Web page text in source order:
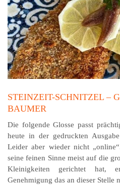
STEINZEIT-SCHNITZEL –
BAUMER
Die folgende Glosse passt
heute in der gedruckten
Leider aber wieder nicht
seine feinen Sinne meist auf die
Kleinigkeiten gerichtet hat,
Genehmigung das an dieser Stelle